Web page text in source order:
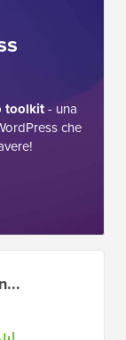
toolkit- una
che